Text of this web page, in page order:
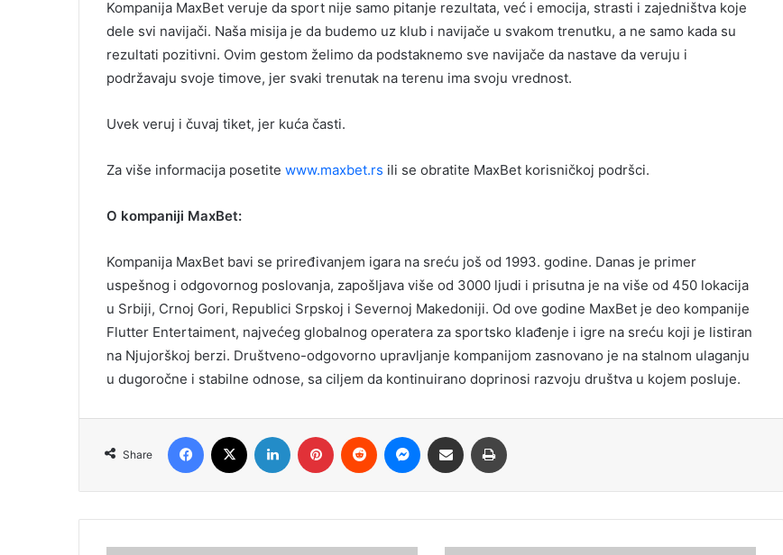
Kompanija MaxBet veruje da sport nije samo pitanje rezultata, već i emocija, strasti i zajedništva koje
dele svi navijači. Naša misija je da budemo uz klub i navijače u svakom trenutku, a ne samo kada su
rezultati pozitivni. Ovim gestom želimo da podstaknemo sve navijače da nastave da veruju i
podržavaju svoje timove, jer svaki trenutak na terenu ima svoju vrednost.
Uvek veruj i čuvaj tiket, jer kuća časti.
Za više informacija posetite www.maxbet.rs ili se obratite MaxBet korisničkoj podršci.
O kompaniji MaxBet:
Kompanija MaxBet bavi se priređivanjem igara na sreću još od 1993. godine. Danas je primer
uspešnog i odgovornog poslovanja, zapošljava više od 3000 ljudi i prisutna je na više od 450 lokacija
u Srbiji, Crnoj Gori, Republici Srpskoj i Severnoj Makedoniji. Od ove godine MaxBet je deo kompanije
Flutter Entertaiment, najvećeg globalnog operatera za sportsko klađenje i igre na sreću koji je listiran
na Njujorškoj berzi. Društveno-odgovorno upravljanje kompanijom zasnovano je na stalnom ulaganju
u dugoročne i stabilne odnose, sa ciljem da kontinuirano doprinosi razvoju društva u kojem posluje.
Share
Facebook LinkedIn Pinterest Reddit Messenger
Share via Email